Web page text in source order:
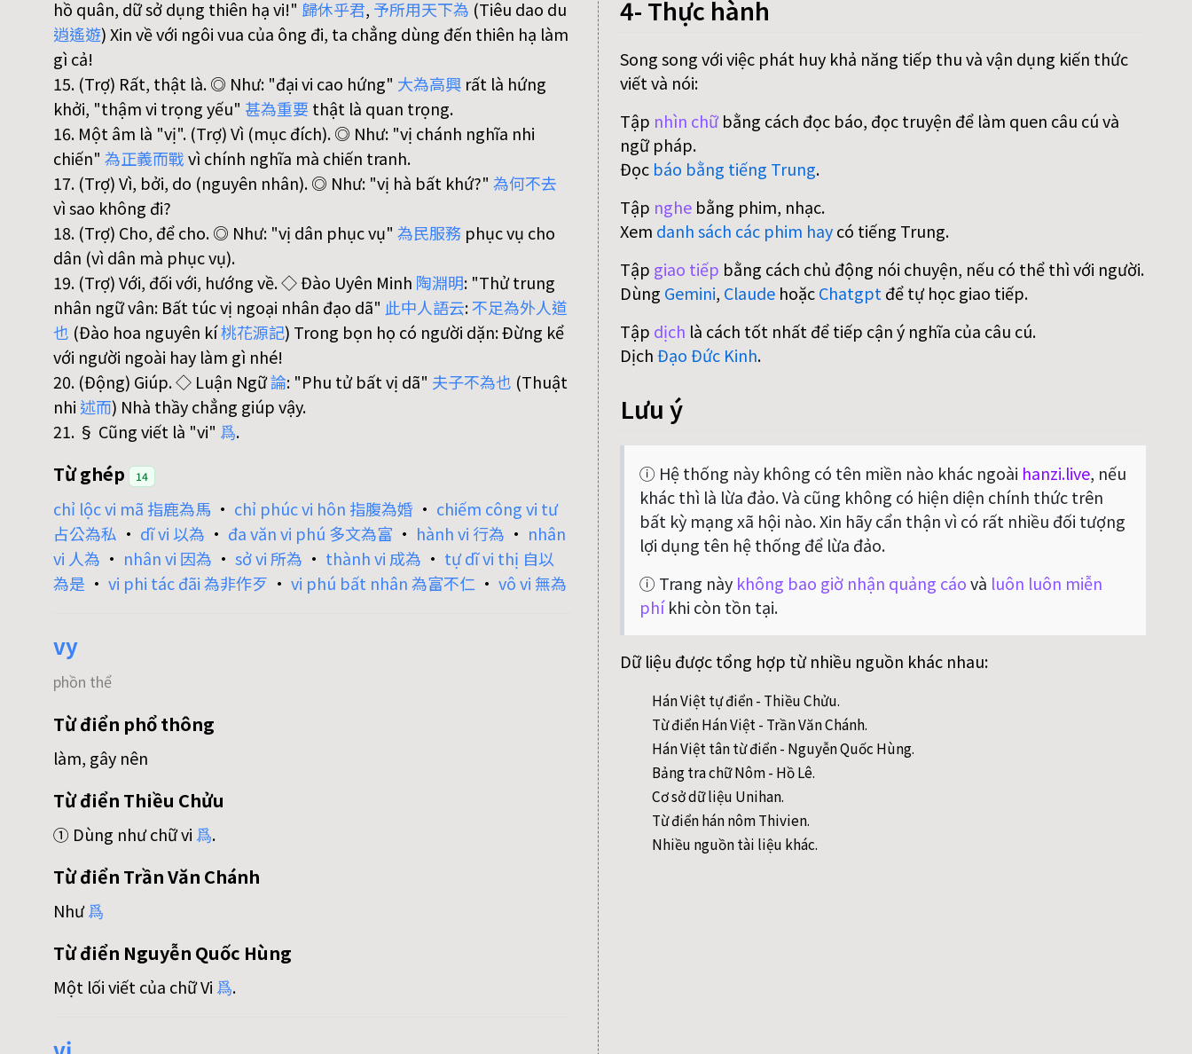
hồ quân, dữ sở dụng thiên hạ vi!" 歸休乎君, 予所用天下為 (Tiêu dao du
逍遙遊) Xin về với ngôi vua của ông đi, ta chẳng dùng đến thiên hạ làm
gì cả!
15. (Trợ) Rất, thật là. ◎ Như: "đại vi cao hứng" 大為高興 rất là hứng
khởi, "thậm vi trọng yếu" 甚為重要 thật là quan trọng.
16. Một âm là "vị". (Trợ) Vì (mục đích). ◎ Như: "vị chánh nghĩa nhi
chiến" 為正義而戰vì chính nghĩa mà chiến tranh.
17. (Trợ) Vì, bởi, do (nguyên nhân). ◎ Như: "vị hà bất khứ?" 為何不去
vì sao không đi?
18. (Trợ) Cho, để cho. ◎ Như: "vị dân phục vụ" 為民服務 phục vụ cho
dân (vì dân mà phục vụ).
19. (Trợ) Với, đối với, hướng về. ◇ Đào Uyên Minh 陶淵明: "Thử trung
nhân ngữ vân: Bất túc vị ngoại nhân đạo dã" 此中人語云:不足為外人道
也 (Đào hoa nguyên kí桃花源記) Trong bọn họ có người dặn: Ðừng kể
với người ngoài hay làm gì nhé!
20. (Động) Giúp. ◇ Luận Ngữ論: "Phu tử bất vị dã" 夫子不為也 (Thuật
nhi 述而) Nhà thầy chẳng giúp vậy.
21. § Cũng viết là "vi" 爲.
Từ ghép 14
chỉ lộc vi mã 指鹿為馬 • chỉ phúc vi hôn 指腹為婚 • chiếm công vi tư
占公為私 • dĩ vi 以為 • đa văn vi phú 多文為富 • hành vi 行為 • nhân
vi 人為 • nhân vi 因為 • sở vi 所為 • thành vi 成為 • tự dĩ vi thị 自以
為是 • vi phi tác đãi 為非作歹 • vi phú bất nhân 為富不仁 • vô vi 無為
vy
phồn thể
Từ điển phổ thông
làm, gây nên
Từ điển Thiều Chửu
① Dùng như chữ vi 爲.
Từ điển Trần Văn Chánh
Như爲
Từ điển Nguyễn Quốc Hùng
Một lối viết của chữ Vi 爲.
4- Thực hành
Song song với việc phát huy khả năng tiếp thu và vận dụng kiến thức
viết và nói:
Tập nhìn chữbằng cách đọc báo, đọc truyện để làm quen câu cú và
ngữ pháp.
Đọc báo bằng tiếng Trung.
Tập nghebằng phim, nhạc.
Xem danh sách các phim haycó tiếng Trung.
Tập giao tiếp bằng cách chủ động nói chuyện, nếu có thể thì với người.
Dùng Gemini, ClaudehoặcChatgpt để tự học giao tiếp.
Tập dịch là cách tốt nhất để tiếp cận ý nghĩa của câu cú.
DịchĐạo Đức Kinh.
Lưu ý
ⓘ Hệ thống này không có tên miền nào khác ngoài hanzi.live, nếu
khác thì là lừa đảo. Và cũng không có hiện diện chính thức trên
bất kỳ mạng xã hội nào. Xin hãy cẩn thận vì có rất nhiều đối tượng
lợi dụng tên hệ thống để lừa đảo.
ⓘ Trang này không bao giờ nhận quảng cáovà luôn luôn miễn
phíkhi còn tồn tại.
Dữ liệu được tổng hợp từ nhiều nguồn khác nhau:
Hán Việt tự điển - Thiều Chửu.
Từ điển Hán Việt - Trần Văn Chánh.
Hán Việt tân từ điển - Nguyễn Quốc Hùng.
Bảng tra chữ Nôm - Hồ Lê.
Cơ sở dữ liệu Unihan.
Từ điển hán nôm Thivien.
Nhiều nguồn tài liệu khác.